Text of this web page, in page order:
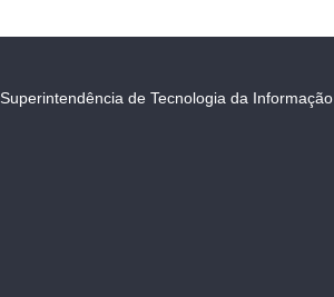
Superintendência de Tecnologia da Informação